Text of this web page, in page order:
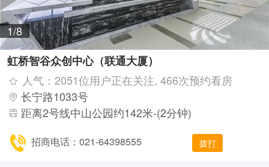
1/8
虹桥智谷众创中心（联通大厦）
人气：2051位用户正在关注, 466次预约看房
长宁路1033号
距离2号线中山公园约142米-(2分钟)
招商电话：021-64398555 拨打